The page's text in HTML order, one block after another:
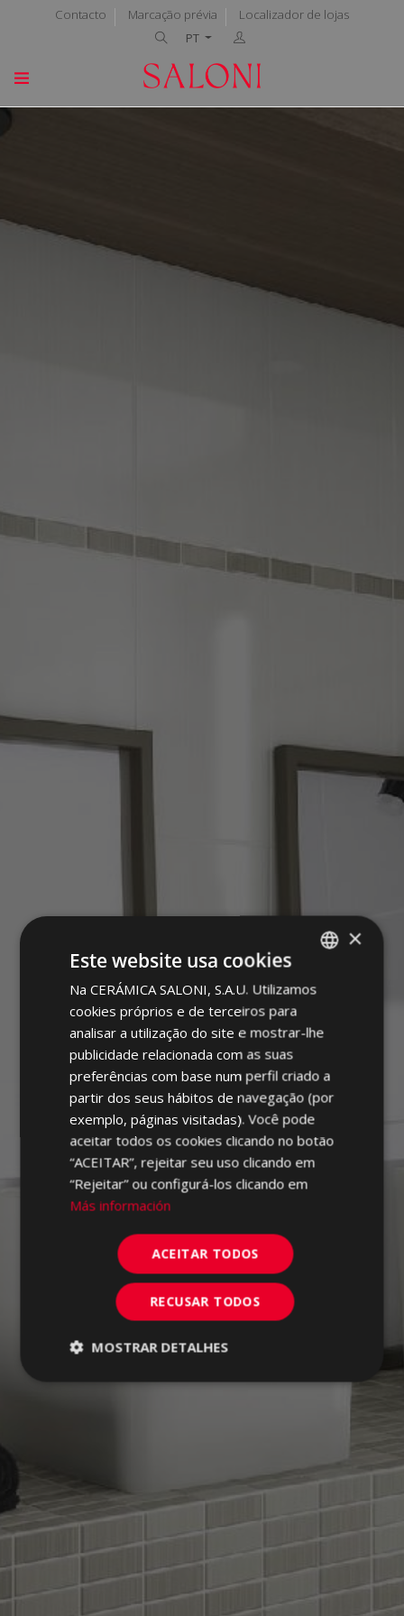
Contacto Marcação prévia
Localizador de lojas
PT
DIPLOMATICSPANISH
ENGLISH
GERMAN
PORTUGUESE
×
Este website usa cookies
Na CERÁMICA SALONI, S.A.U. Utilizamos
cookies próprios e de terceiros para
analisar a utilização do site e mostrar-lhe
publicidade relacionada com as suas
preferências com base num perfil criado a
partir dos seus hábitos de navegação (por
exemplo, páginas visitadas). Você pode
aceitar todos os cookies clicando no botão
“ACEITAR”, rejeitar seu uso clicando em
“Rejeitar” ou configurá-los clicando em
Más información
ACEITAR TODOS
RECUSAR TODOS
MOSTRAR DETALHES